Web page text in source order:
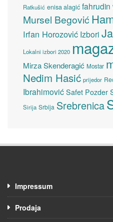
Ratkušić enisa alagić fahrudin
Mursel Begović
Irfan Horozović Izbori
Lokalni izbori 2020
Mirza Skenderagić Mostar
Nedim Hasić prijedor
Ibrahimović Safet Pozder
Sirija Srbija Srebrenica
Impressum
Prodaja